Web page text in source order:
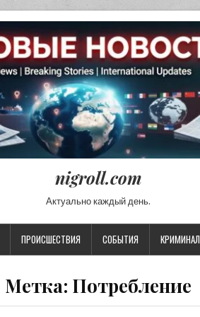
nigroll.com
Актуально каждый день.
ПРОИСШЕСТВИЯ СОБЫТИЯ КРИМИНАЛ
Метка: Потребление